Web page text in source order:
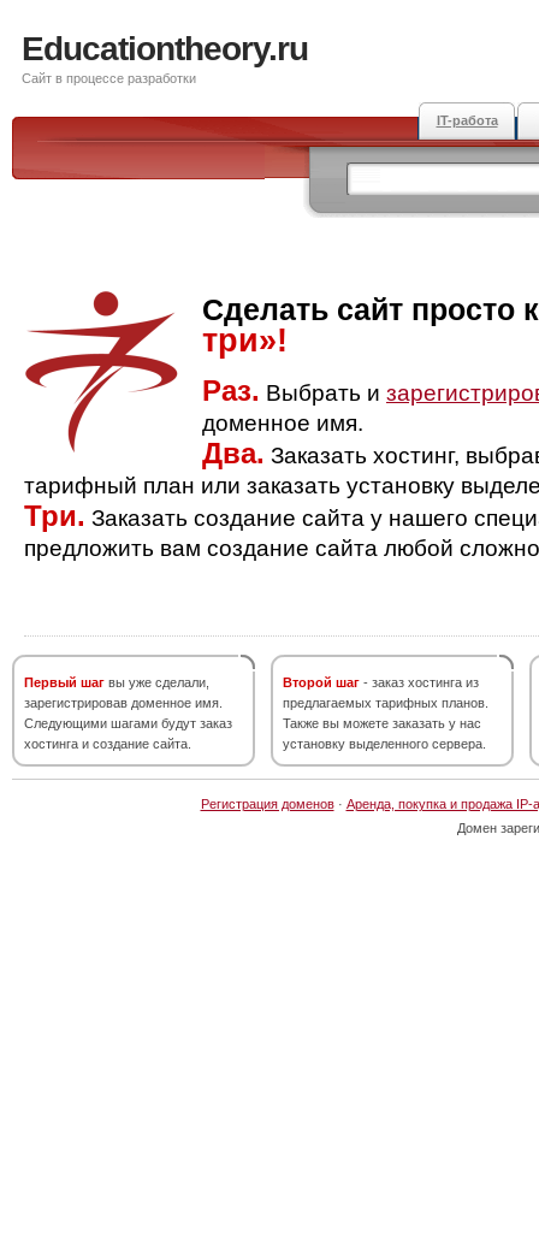
Educationtheory.ru
Сайт в процессе разработки
IT-работа
Сделать сайт просто
три»!
Раз. Выбрать и
доменное имя.
Два. Заказать хостинг,
тарифный план или заказать установку
Три. Заказать создание сайта у нашего
предложить вам создание сайта любой
Первый шаг вы уже сделали,
зарегистрировав доменное имя.
Следующими шагами будут заказ
хостинга и создание сайта.
Второй шаг - заказ хостинга из
предлагаемых тарифных планов.
Также вы можете заказать у нас
установку выделенного сервера.
Регистрация доменов· Аренда, покупка и продажа IP-
Домен